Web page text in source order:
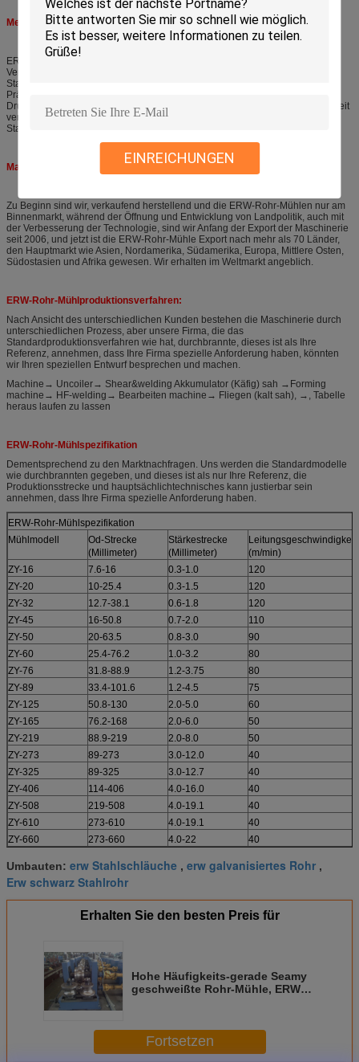
EINREICHUNGEN
Memorandum der ERW-Rohr-Mühlanwendung
ERW-Rohr-Mühle, wie bekannt von manfacturing Linie des Stahlrohrs, unter
Verwendung des Hochfrequenzschweißers und der Rollen, um alle Arten
Stahlrohr, Profil, etc. auch zu produzieren, die in den Baurohren,
Präzisionsrohre, Selbstrohre, Zaun, Wärmetauscher, Möbelrohr,
Druckrohrproduktion, mit passender Vollendenausrüstung, Maschine kann weit
verbreitet ist fähig das API-Rohr, den Gastransport und die Rohre des hohen
Standards auch, und so weiter produzieren.
Marktverteilung
Zu Beginn sind wir, verkaufend herstellend und die ERW-Rohr-Mühlen nur am
Binnenmarkt, während der Öffnung und Entwicklung von Landpolitik, auch mit
der Verbesserung der Technologie, sind wir Anfang der Export der Maschinerie
seit 2006, und jetzt ist die ERW-Rohr-Mühle Export nach mehr als 70 Länder,
den Hauptmarkt wie Asien, Nordamerika, Südamerika, Europa, Mittlere Osten,
Südostasien und Afrika gewesen. Wir erhalten im Weltmarkt angeblich.
ERW-Rohr-Mühlproduktionsverfahren:
Nach Ansicht des unterschiedlichen Kunden bestehen die Maschinerie durch
unterschiedlichen Prozess, aber unsere Firma, die das
Standardproduktionsverfahren wie hat, durchbrannte, dieses ist als Ihre
Referenz, annehmen, dass Ihre Firma spezielle Anforderung haben, könnten
wir Ihren speziellen Entwurf besprechen und machen.
Machine→ Uncoiler→ Shear&welding Akkumulator (Käfig) sah →Forming
machine→ HF-welding→ Bearbeiten machine→ Fliegen (kalt sah), →, Tabelle
heraus laufen zu lassen
ERW-Rohr-Mühlspezifikation
Dementsprechend zu den Marktnachfragen. Uns werden die Standardmodelle
wie durchbrannten gegeben, und dieses ist als nur Ihre Referenz, die
Produktionsstrecke und hauptsächlichtechnisches kann justierbar sein
annehmen, dass Ihre Firma spezielle Anforderung haben.
ERW-Rohr-Mühlspezifikation
Mühlmodell
Od-Strecke
(Millimeter)
Stärkestrecke
(Millimeter)
Leitungsgeschwindigkeit
(m/min)
ZY-16
7.6-16 0.3-1.0
120
ZY-20
10-25.4 0.3-1.5
120
ZY-32
12.7-38.1 0.6-1.8
120
ZY-45
16-50.8 0.7-2.0
110
ZY-50
20-63.5 0.8-3.0
90
ZY-60
25.4-76.2 1.0-3.2
80
ZY-76
31.8-88.9 1.2-3.75
80
ZY-89
33.4-101.6 1.2-4.5
75
ZY-125
50.8-130 2.0-5.0
60
ZY-165
76.2-168 2.0-6.0
50
ZY-219
88.9-219 2.0-8.0
50
ZY-273
89-273 3.0-12.0
40
ZY-325
89-325 3.0-12.7
40
ZY-406
114-406 4.0-16.0
40
ZY-508
219-508 4.0-19.1
40
ZY-610
273-610 4.0-19.1
40
ZY-660
273-660 4.0-22 40
Umbauten: erw Stahlschläuche , erw galvanisiertes Rohr ,
Erw schwarz Stahlrohr
Erhalten Sie den besten Preis für
Hohe Häufigkeits-gerade Seamy
geschweißte Rohr-Mühle, ERW
Fortsetzen